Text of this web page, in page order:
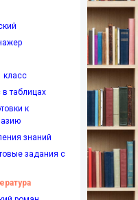
класс
таблицах
к
знаний
задания с